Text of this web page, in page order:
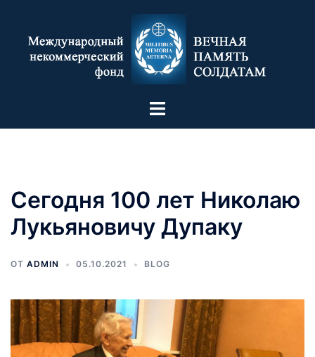
Сегодня 100 лет Николаю
Лукьяновичу Дупаку
ОТ ADMIN 05.10.2021 BLOG